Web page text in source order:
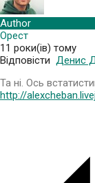
Author
Орест
11 роки(ів) тому
Відповісти Денис
Та ні. Ось
http://